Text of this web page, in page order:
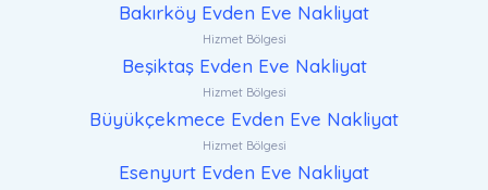
Bakırköy Evden Eve Nakliyat
Hizmet Bölgesi
Beşiktaş Evden Eve Nakliyat
Hizmet Bölgesi
Büyükçekmece Evden Eve Nakliyat
Hizmet Bölgesi
Esenyurt Evden Eve Nakliyat